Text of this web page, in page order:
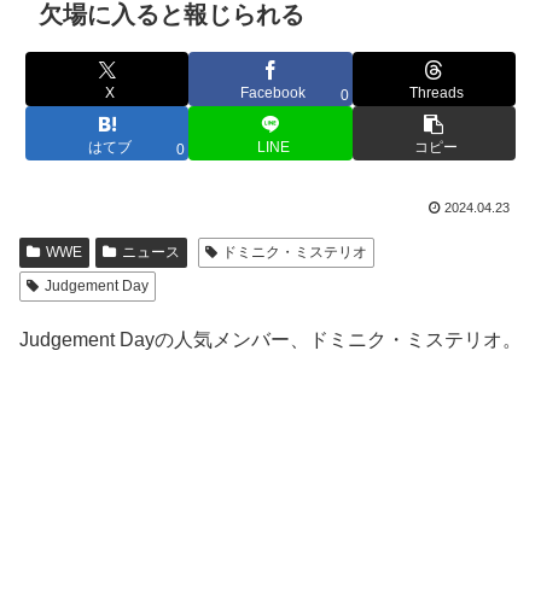
欠場に入ると報じられる
X Facebook 0 Threads
はてブ 0 LINE コピー
2024.04.23
WWE ニュース
ドミニク・ミステリオ
Judgement Day
Judgement Dayの人気メンバー、ドミニク・ミステリオ。